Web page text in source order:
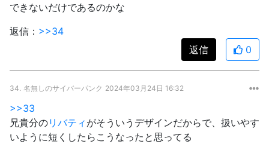
できないだけであるのかな
返信： >>34
返信
0
34. 名無しのサイバーパンク 2024年03月24日 16:32
>>33
兄貴分のリバティ がそういうデザインだからで、扱いやす
いように短くしたらこうなったと思ってる